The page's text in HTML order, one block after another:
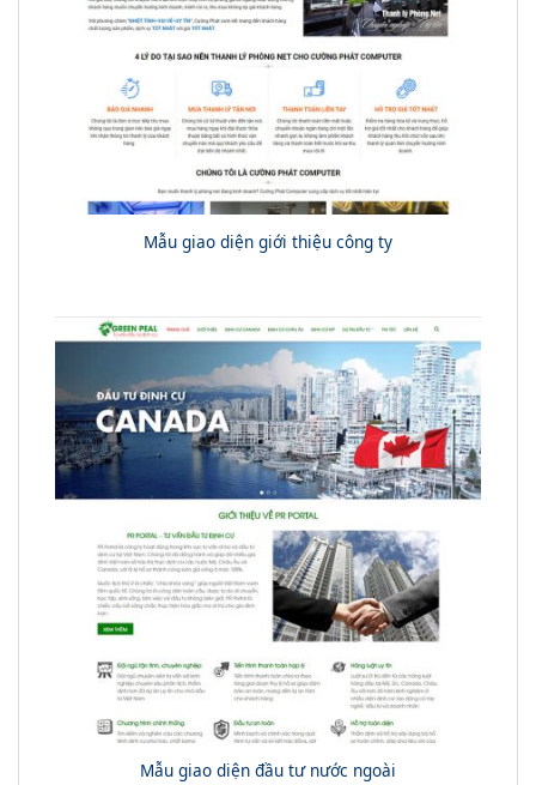
Mẫu giao diện giới thiệu công ty
Mẫu giao diện đầu tư nước ngoài